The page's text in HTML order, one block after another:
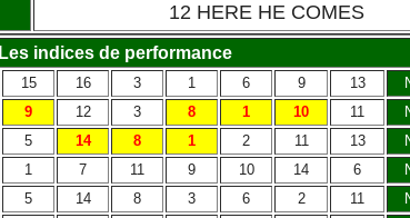
12 HERE HE COMES
Les indices de performance
15 16 3 1 6 9 13
9 12 3 8 1 10 11
5 14 8 1 2 11 13
1 7 11 9 10 14 6
5 14 8 3 6 2 11